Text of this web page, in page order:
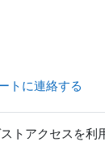
トに連絡する
トアクセスを利